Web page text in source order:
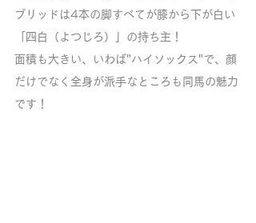
ブリッドは4本の脚すべてが膝から下が白い
「四白（よつじろ）」の持ち主！
面積も大きい、いわば"ハイソックス"で、顔
だけでなく全身が派手なところも同馬の魅力
です！